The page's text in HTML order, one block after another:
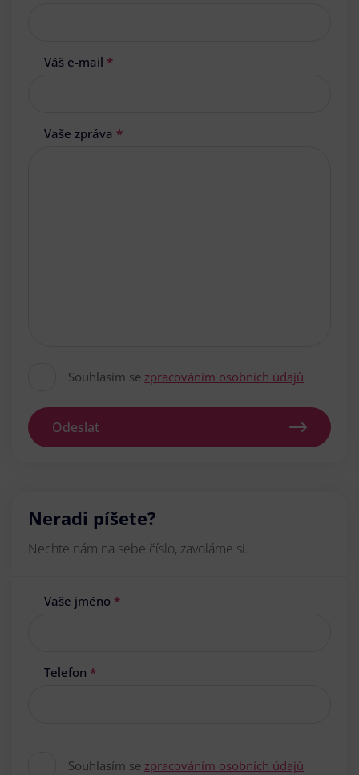
Váš e-mail *
Vaše zpráva *
Souhlasím se zpracováním osobních údajů
Odeslat
Neradi píšete?
Nechte nám na sebe číslo, zavoláme si.
Vaše jméno *
Telefon *
Souhlasím se zpracováním osobních údajů